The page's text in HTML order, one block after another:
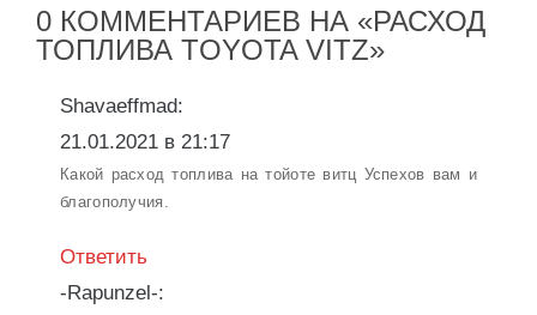
0 КОММЕНТАРИЕВ НА «РАСХОД
ТОПЛИВА TOYOTA VITZ»
Shavaeffmad:
21.01.2021 в 21:17
Какой расход топлива на тойоте витц Успехов вам и
благополучия.
Ответить
-Rapunzel-: